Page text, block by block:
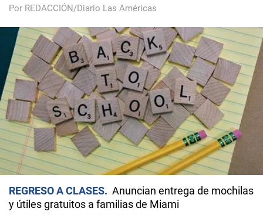
Por REDACCIÓN/Diario Las Américas
REGRESO A CLASES
Anuncian entrega de mochilas
y útiles gratuitos a familias de Miami